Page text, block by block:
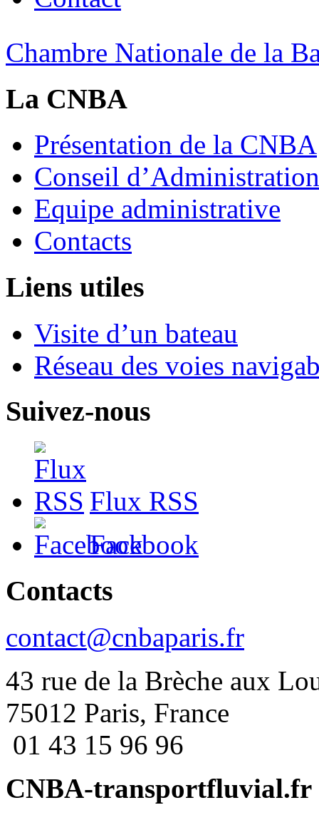
Chambre Nationale de la
La CNBA
Présentation de la CNBA
Conseil d’Administration
Equipe administrative
Contacts
Liens utiles
Visite d’un bateau
Réseau des voies
Suivez-nous
Flux RSS
Facebook
Contacts
contact@cnbaparis.fr
43 rue de la Brèche aux
75012 Paris, France
01 43 15 96 96
CNBA-transportfluvial.fr